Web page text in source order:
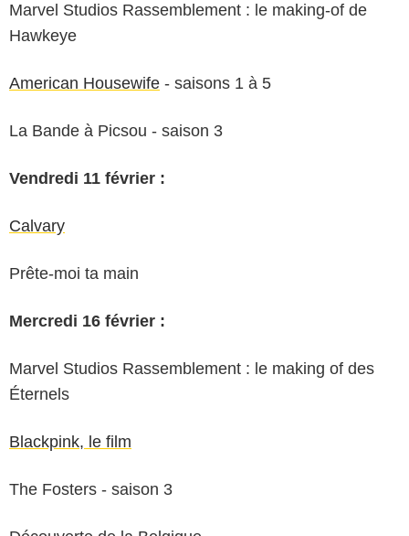
Marvel Studios Rassemblement : le making-of de
Hawkeye
American Housewife - saisons 1 à 5
La Bande à Picsou - saison 3
Vendredi 11 février :
Calvary
Prête-moi ta main
Mercredi 16 février :
Marvel Studios Rassemblement : le making of des
Éternels
Blackpink, le film
The Fosters - saison 3